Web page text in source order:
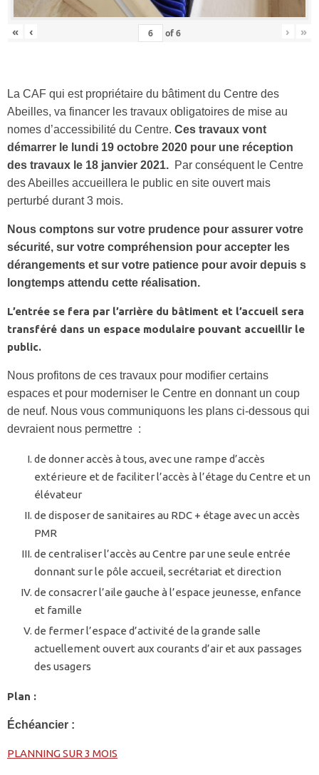
« ‹ of6 › »
La CAF qui est propriétaire du bâtiment du Centre des
Abeilles, va financer les travaux obligatoires de mise au
nomes d’accessibilité du Centre. Ces travaux vont
démarrer le lundi 19 octobre 2020 pour une réception
des travaux le 18 janvier 2021. Par conséquent le Centre
des Abeilles accueillera le public en site ouvert mais
perturbé durant 3 mois.
Nous comptons sur votre prudence pour assurer votre
sécurité, sur votre compréhension pour accepter les
dérangements et sur votre patience pour avoir depuis s
longtemps attendu cette réalisation.
L’entrée se fera par l’arrière du bâtiment et l’accueil sera
transféré dans un espace modulaire pouvant accueillir le
public.
Nous profitons de ces travaux pour modifier certains
espaces et pour moderniser le Centre en donnant un coup
de neuf. Nous vous communiquons les plans ci-dessous qui
devraient nous permettre :
de donner accès à tous, avec une rampe d’accès
extérieure et de faciliter l’accès à l’étage du Centre et un
élévateur
de disposer de sanitaires au RDC + étage avec un accès
PMR
de centraliser l’accès au Centre par une seule entrée
donnant sur le pôle accueil, secrétariat et direction
de consacrer l’aile gauche à l’espace jeunesse, enfance
et famille
de fermer l’espace d’activité de la grande salle
actuellement ouvert aux courants d’air et aux passages
des usagers
Plan :
Échéancier :
PLANNING SUR 3 MOIS